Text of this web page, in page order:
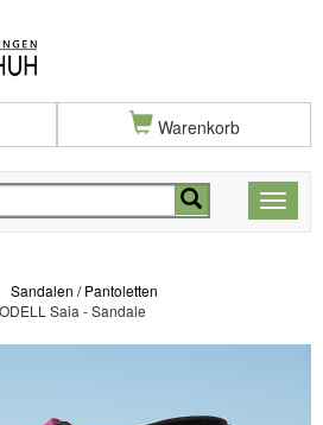
Warenkorb
Toggle
Sandalen / Pantoletten
Saia - Sandale